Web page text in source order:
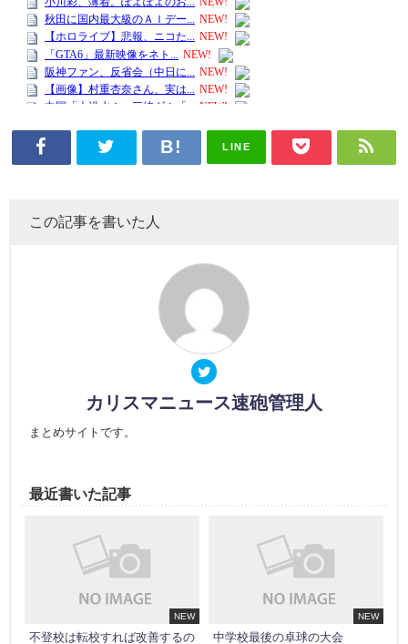
LINE
この記事を書いた人
カリスマニュース速砲管理人
まとめサイトです。
最近書いた記事
NEW
不登校は転校すれば改善するの
NEW
中学校最後の卓球の大会